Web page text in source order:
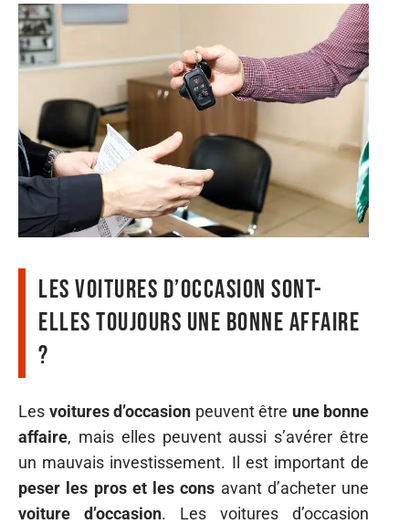
Les voitures d’occasion sont-
elles toujours une bonne affaire
?
Les voitures d’occasion peuvent être une bonne
affaire, mais elles peuvent aussi s’avérer être
un mauvais investissement. Il est important de
peser les pros et les cons avant d’acheter une
voiture d’occasion. Les voitures d’occasion